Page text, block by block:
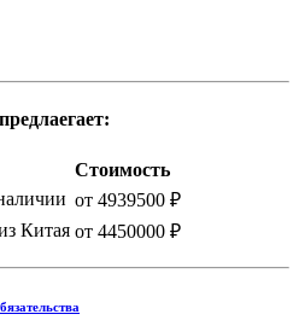
Стоимость
от 4939500 ₽
Китая от 4450000 ₽